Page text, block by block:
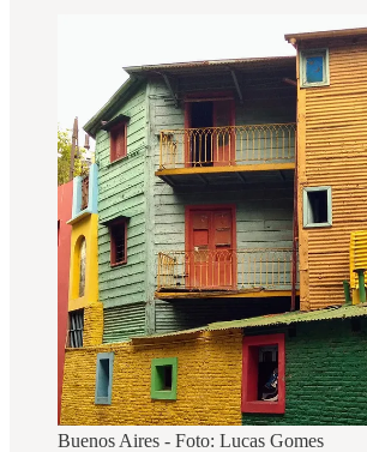
Buenos Aires - Foto: Lucas Gomes